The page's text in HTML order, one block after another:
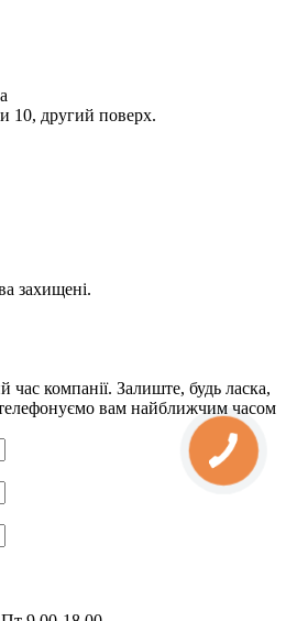
10, другий поверх.
захищені.
час компанії. Залиште, будь ласка,
вам найближчим часом